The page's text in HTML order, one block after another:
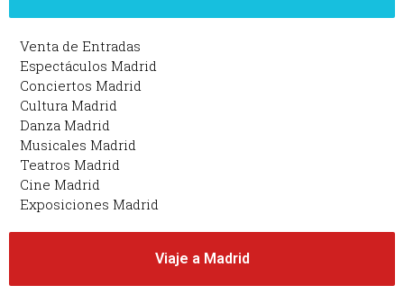
Venta de Entradas
Espectáculos Madrid
Conciertos Madrid
Cultura Madrid
Danza Madrid
Musicales Madrid
Teatros Madrid
Cine Madrid
Exposiciones Madrid
Viaje a Madrid